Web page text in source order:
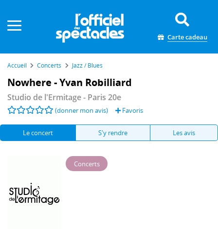
Carte cadeau
Accueil Concerts Jazz / Blues
Nowhere - Yvan Robilliard
Studio de l'Ermitage- Paris 20e
(donner mon avis) Favoris
Le concert S'y rendre Les avis
Concerts